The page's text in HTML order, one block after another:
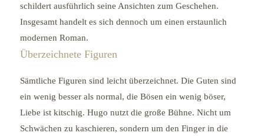
schildert ausführlich seine Ansichten zum Geschehen.
Insgesamt handelt es sich dennoch um einen erstaunlich
modernen Roman.
Überzeichnete Figuren
Sämtliche Figuren sind leicht überzeichnet. Die Guten sind
ein wenig besser als normal, die Bösen ein wenig böser,
Liebe ist kitschig. Hugo nutzt die große Bühne. Nicht um
Schwächen zu kaschieren, sondern um den Finger in die